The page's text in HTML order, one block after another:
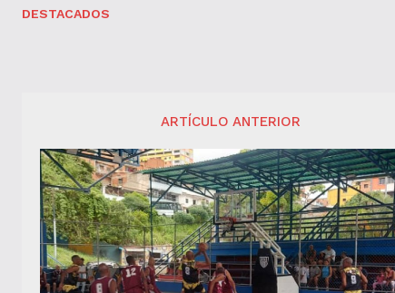
DESTACADOS
ARTÍCULO ANTERIOR